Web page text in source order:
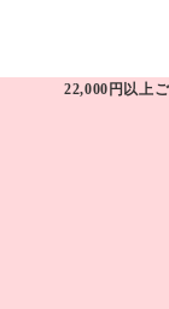
22,000円以上